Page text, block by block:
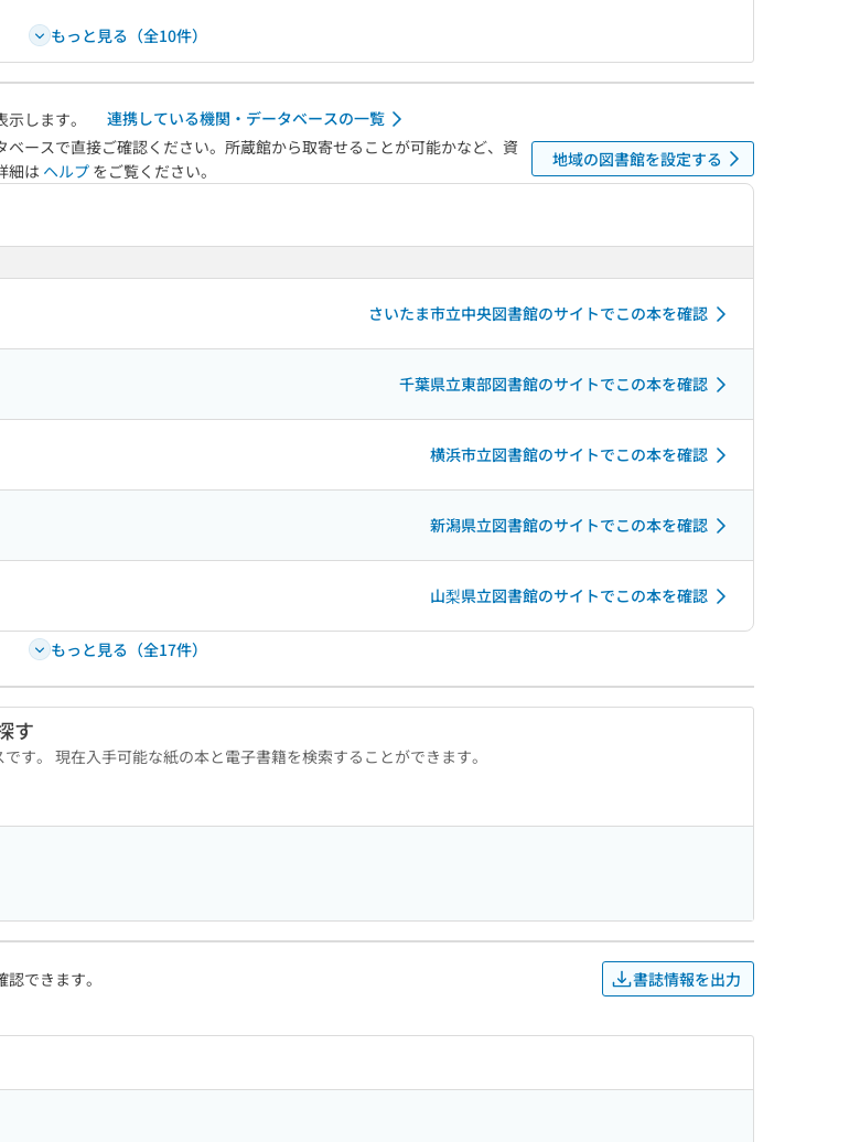
もっと見る（全10件）
します。
連携している機関・データベースの一覧
ースで直接ご確認ください。所蔵館から取寄せることが可能かなど、資
細は ヘルプ をご覧ください。
地域の図書館を設定する
さいたま市立中央図書館のサイトでこの本を確認
千葉県立東部図書館のサイトでこの本を確認
横浜市立図書館のサイトでこの本を確認
新潟県立図書館のサイトでこの本を確認
山梨県立図書館のサイトでこの本を確認
もっと見る（全17件）
す
す。 現在入手可能な紙の本と電子書籍を検索することができます。
できます。 書誌情報を出力